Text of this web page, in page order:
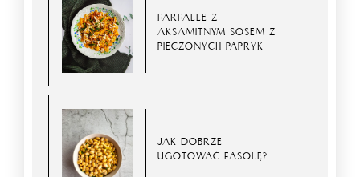
FARFALLE Z
AKSAMITNYM SOSEM Z
PIECZONYCH PAPRYK
JAK DOBRZE
UGOTOWAĆ FASOLĘ?